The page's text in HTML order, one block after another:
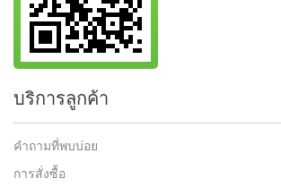
บริการลูกค้า
คำถามที่พบบ่อย
การสั่งซื้อ